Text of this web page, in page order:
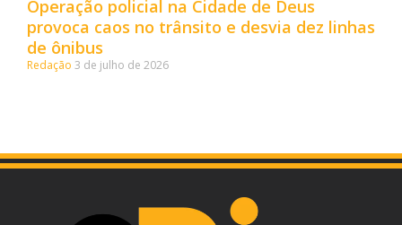
Operação policial na Cidade de Deus
provoca caos no trânsito e desvia dez linhas
de ônibus
Redação 3 de julho de 2026